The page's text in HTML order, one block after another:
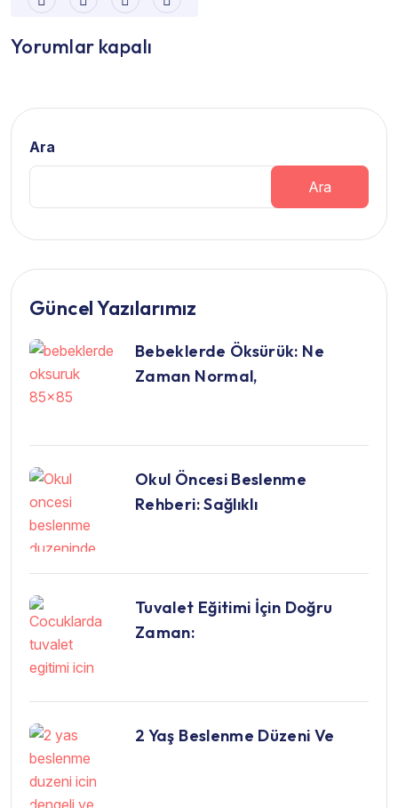
Yorumlar kapalı
Ara
Ara
Güncel Yazılarımız
Bebeklerde Öksürük: Ne
Zaman Normal,
Okul Öncesi Beslenme
Rehberi: Sağlıklı
Tuvalet Eğitimi İçin Doğru
Zaman:
2 Yaş Beslenme Düzeni Ve